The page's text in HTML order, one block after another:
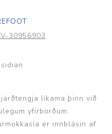
30956903
líkama þinn við
yfirborðum.
er innblásin af